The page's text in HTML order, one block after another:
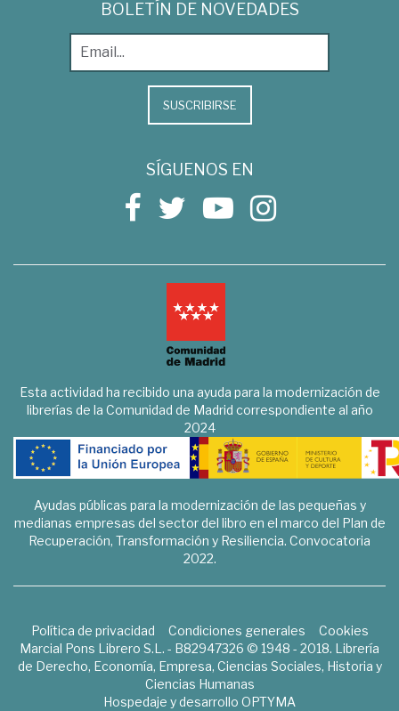
BOLETÍN DE NOVEDADES
SUSCRIBIRSE
SÍGUENOS EN
Esta actividad ha recibido una ayuda para la modernización de
librerías de la Comunidad de Madrid correspondiente al año
2024
Ayudas públicas para la modernización de las pequeñas y
medianas empresas del sector del libro en el marco del Plan de
Recuperación, Transformación y Resiliencia. Convocatoria
2022.
Política de privacidad Condiciones generales
Cookies
Marcial Pons Librero S.L. - B82947326 © 1948 - 2018. Librería
de Derecho, Economía, Empresa, Ciencias Sociales, Historia y
Ciencias Humanas
Hospedaje y desarrollo OPTYMA